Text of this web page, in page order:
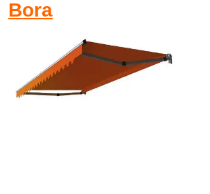
Bora